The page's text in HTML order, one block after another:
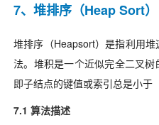
7、堆排序（Heap Sort）
堆排序（Heapsort）是指利用
法。堆积是一个近似完全二叉树
即子结点的键值或索引总是小于
7.1 算法描述